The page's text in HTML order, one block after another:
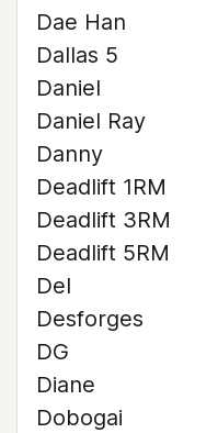
Dae Han
Dallas 5
Daniel
Daniel Ray
Danny
Deadlift 1RM
Deadlift 3RM
Deadlift 5RM
Del
Desforges
DG
Diane
Dobogai